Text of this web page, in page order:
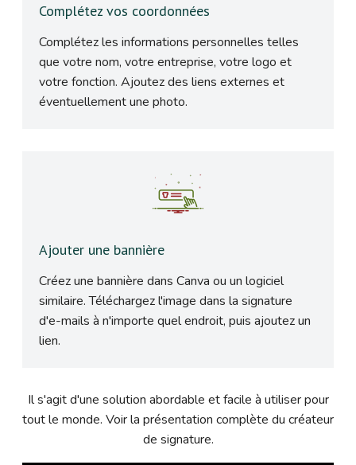
Complétez vos coordonnées
Complétez les informations personnelles telles
que votre nom, votre entreprise, votre logo et
votre fonction. Ajoutez des liens externes et
éventuellement une photo.
Ajouter une bannière
Créez une bannière dans Canva ou un logiciel
similaire. Téléchargez l'image dans la signature
d'e-mails à n'importe quel endroit, puis ajoutez un
lien.
Il s'agit d'une solution abordable et facile à utiliser pour
tout le monde. Voir la présentation complète du créateur
de signature.